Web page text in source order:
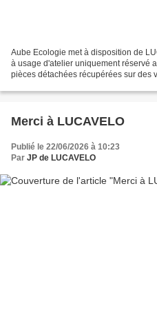
Aube Ecologie met à disposition de
à usage d'atelier uniquement réservé
pièces détachées récupérées sur des
Merci à LUCAVELO
Publié le 22/06/2026 à 10:23
Par JP de LUCAVELO